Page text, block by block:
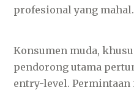
profesional yang mahal.
Konsumen muda,
pendorong utama
entry-level.